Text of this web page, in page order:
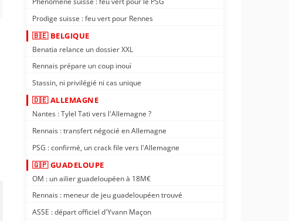
Prodige suisse : feu vert pour Rennes
🇧🇪 BELGIQUE
Benatia relance un dossier XXL
Rennais prépare un coup inouï
Stassin, ni privilégié ni cas unique
🇩🇪 ALLEMAGNE
Nantes : Tylel Tati vers l'Allemagne ?
Rennais : transfert négocié en Allemagne
PSG : confirmé, un crack file vers l'Allemagne
🇬🇵 GUADELOUPE
OM : un ailier guadeloupéen à 18M€
Rennais : meneur de jeu guadeloupéen trouvé
ASSE : départ officiel d'Yvann Maçon